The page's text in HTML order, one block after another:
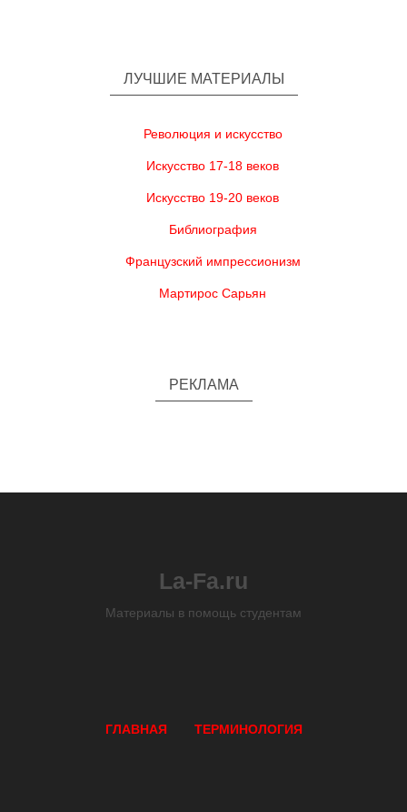
ЛУЧШИЕ МАТЕРИАЛЫ
Революция и искусство
Искусство 17-18 веков
Искусство 19-20 веков
Библиография
Французский импрессионизм
Мартирос Сарьян
РЕКЛАМА
La-Fa.ru
Материалы в помощь студентам
ГЛАВНАЯ ТЕРМИНОЛОГИЯ